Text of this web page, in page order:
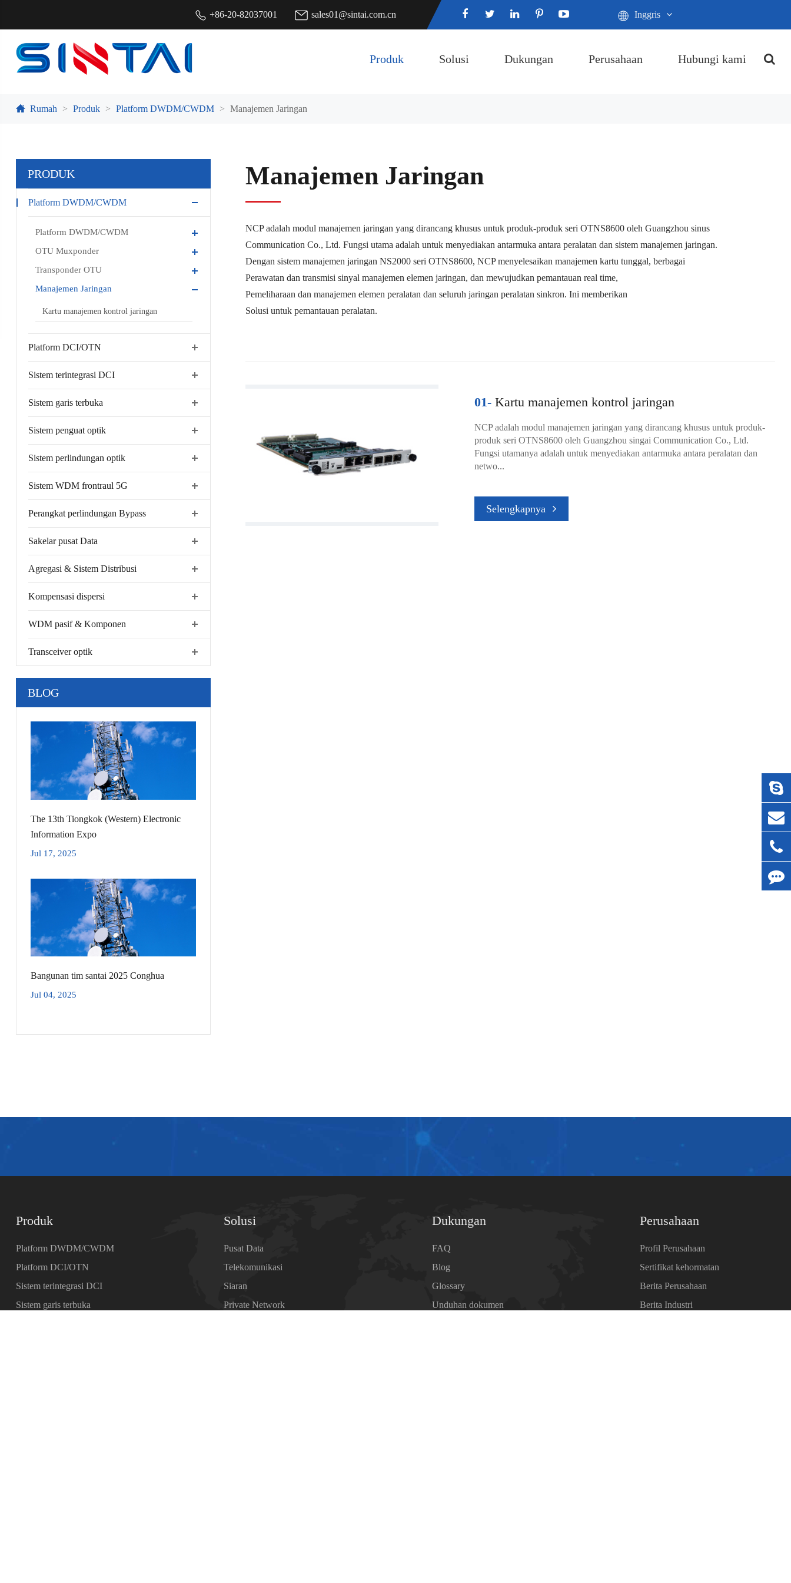
+86-20-82037001 sales01@sintai.com.cn Inggris
Produk Solusi Dukungan Perusahaan Hubungi kami
Rumah Produk Platform DWDM/CWDM Manajemen Jaringan
PRODUK
Platform DWDM/CWDM
Platform DWDM/CWDM
OTU Muxponder
Transponder OTU
Manajemen Jaringan
Kartu manajemen kontrol jaringan
Platform DCI/OTN
Sistem terintegrasi DCI
Sistem garis terbuka
Sistem penguat optik
Sistem perlindungan optik
Sistem WDM frontraul 5G
Perangkat perlindungan Bypass
Sakelar pusat Data
Agregasi & Sistem Distribusi
Kompensasi dispersi
WDM pasif & Komponen
Transceiver optik
BLOG
The 13th Tiongkok (Western) Electronic
Information Expo
Jul 17, 2025
Bangunan tim santai 2025 Conghua
Jul 04, 2025
Manajemen Jaringan
NCP adalah modul manajemen jaringan yang dirancang khusus untuk produk-produk seri OTNS8600 oleh Guangzhou sinus
Communication Co., Ltd. Fungsi utama adalah untuk menyediakan antarmuka antara peralatan dan sistem manajemen jaringan.
Dengan sistem manajemen jaringan NS2000 seri OTNS8600, NCP menyelesaikan manajemen kartu tunggal, berbagai
Perawatan dan transmisi sinyal manajemen elemen jaringan, dan mewujudkan pemantauan real time,
Pemeliharaan dan manajemen elemen peralatan dan seluruh jaringan peralatan sinkron. Ini memberikan
Solusi untuk pemantauan peralatan.
01-Kartu manajemen kontrol jaringan
NCP adalah modul manajemen jaringan yang dirancang khusus untuk produk-
produk seri OTNS8600 oleh Guangzhou singai Communication Co., Ltd.
Fungsi utamanya adalah untuk menyediakan antarmuka antara peralatan dan
netwo...
Selengkapnya
Produk
Platform DWDM/CWDM
Platform DCI/OTN
Sistem terintegrasi DCI
Sistem garis terbuka
Solusi
Pusat Data
Telekomunikasi
Siaran
Private Network
Dukungan
FAQ
Blog
Glossary
Unduhan dokumen
Perusahaan
Profil Perusahaan
Sertifikat kehormatan
Berita Perusahaan
Berita Industri